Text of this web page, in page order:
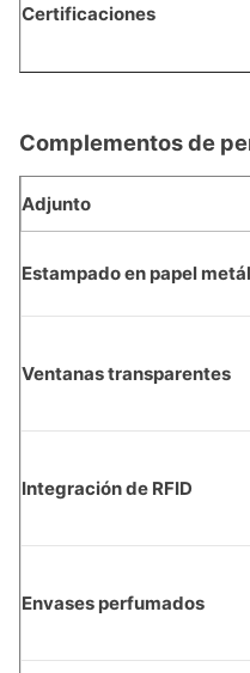
Certificaciones
Complementos de
Adjunto
Estampado en papel
Ventanas transparentes
Integración de RFID
Envases perfumados